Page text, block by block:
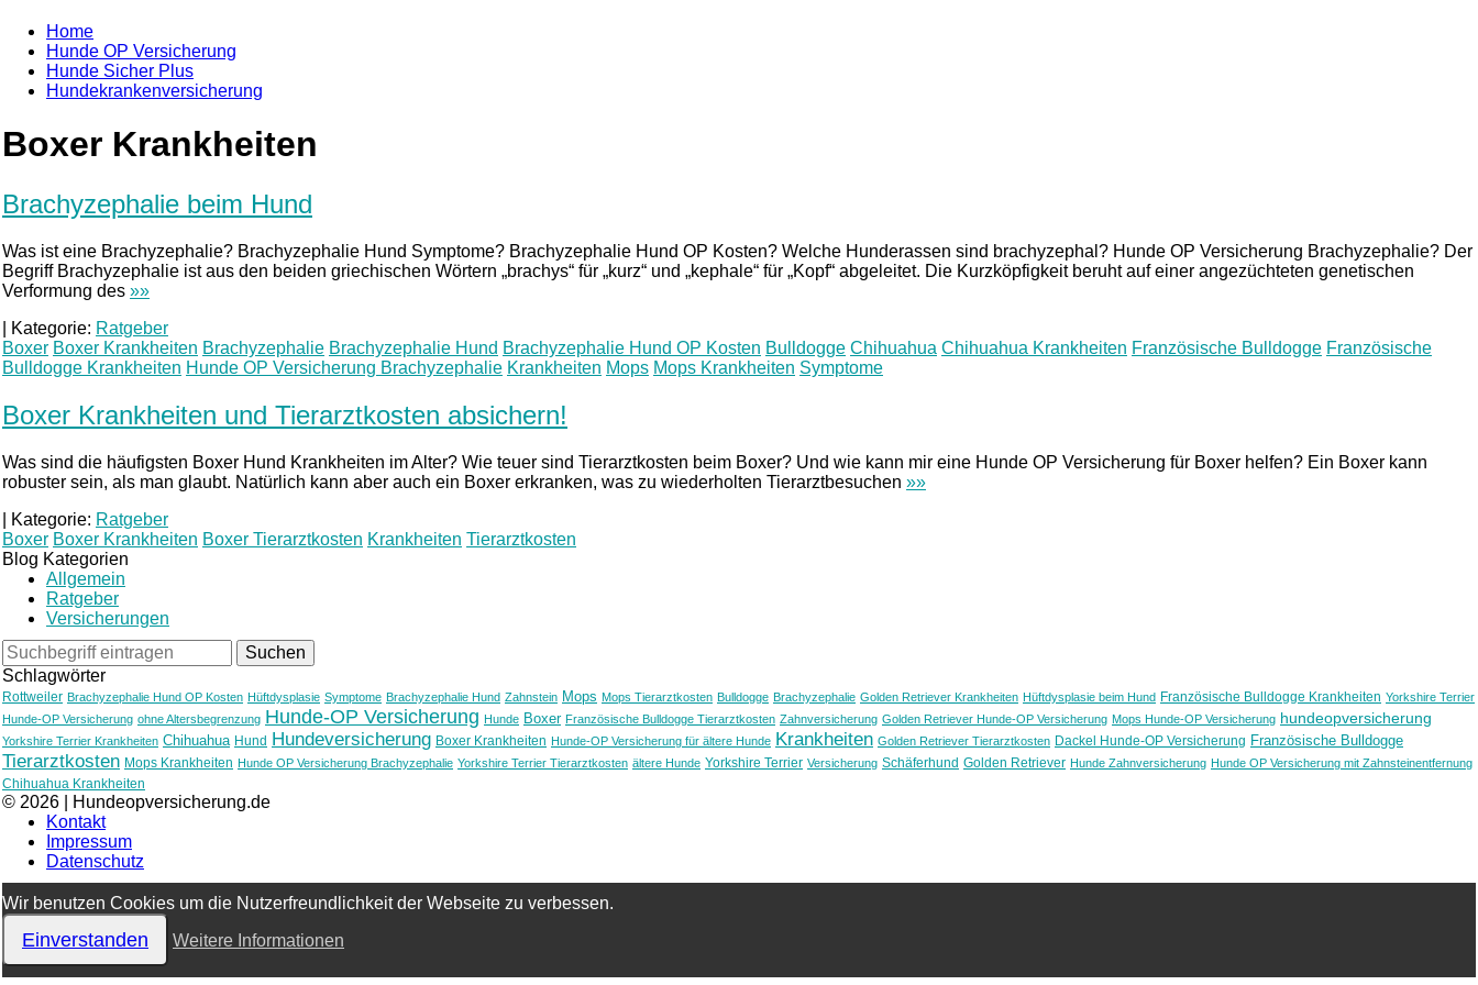
Home
Hunde OP Versicherung
Hunde Sicher Plus
Hundekrankenversicherung
Boxer Krankheiten
Brachyzephalie beim Hund
Was ist eine Brachyzephalie? Brachyzephalie Hund Symptome? Brachyzephalie Hund OP Kosten? Welche Hunderassen sind brachyzephal? Hunde OP Versicherung Brachyzephalie? Der
Begriff Brachyzephalie ist aus den beiden griechischen Wörtern „brachys“ für „kurz“ und „kephale“ für „Kopf“ abgeleitet. Die Kurzköpfigkeit beruht auf einer angezüchteten genetischen
Verformung des »»
Kategorie: Ratgeber
Boxer Boxer Krankheiten Brachyzephalie Brachyzephalie Hund Brachyzephalie Hund OP Kosten Bulldogge Chihuahua Chihuahua Krankheiten Französische Bulldogge Französische
Bulldogge Krankheiten Hunde OP Versicherung Brachyzephalie Krankheiten Mops Mops Krankheiten Symptome
Boxer Krankheiten und Tierarztkosten absichern!
Was sind die häufigsten Boxer Hund Krankheiten im Alter? Wie teuer sind Tierarztkosten beim Boxer? Und wie kann mir eine Hunde OP Versicherung für Boxer helfen? Ein Boxer kann
robuster sein, als man glaubt. Natürlich kann aber auch ein Boxer erkranken, was zu wiederholten Tierarztbesuchen »»
Kategorie: Ratgeber
Boxer Boxer Krankheiten Boxer Tierarztkosten Krankheiten Tierarztkosten
Blog Kategorien
Allgemein
Ratgeber
Versicherungen
Schlagwörter
Rottweiler Brachyzephalie Hund OP Kosten Hüftdysplasie Symptome Brachyzephalie Hund Zahnstein Mops Mops Tierarztkosten Bulldogge Brachyzephalie Golden Retriever Krankheiten Hüftdysplasie beim Hund Französische Bulldogge Krankheiten Yorkshire Terrier
Hunde-OP Versicherung ohne Altersbegrenzung Hunde-OP Versicherung Hunde Boxer Französische Bulldogge Tierarztkosten Zahnversicherung Golden Retriever Hunde-OP Versicherung Mops Hunde-OP Versicherung hundeopversicherung
Yorkshire Terrier Krankheiten Chihuahua Hund Hundeversicherung Boxer Krankheiten Hunde-OP Versicherung für ältere Hunde Krankheiten Golden Retriever Tierarztkosten Dackel Hunde-OP Versicherung Französische Bulldogge
Tierarztkosten Mops Krankheiten Hunde OP Versicherung Brachyzephalie Yorkshire Terrier Tierarztkosten ältere Hunde Yorkshire Terrier Versicherung Schäferhund Golden Retriever Hunde Zahnversicherung Hunde OP Versicherung mit Zahnsteinentfernung
Chihuahua Krankheiten
© 2026 | Hundeopversicherung.de
Kontakt
Impressum
Datenschutz
Wir benutzen Cookies um die Nutzerfreundlichkeit der Webseite zu verbessen.
Einverstanden Weitere Informationen